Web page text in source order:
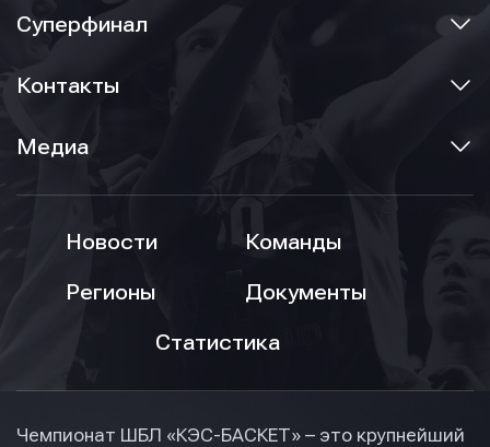
Суперфинал
Контакты
Медиа
Новости
Команды
Регионы
Документы
Статистика
Чемпионат ШБЛ «КЭС-БАСКЕТ» – это крупнейший